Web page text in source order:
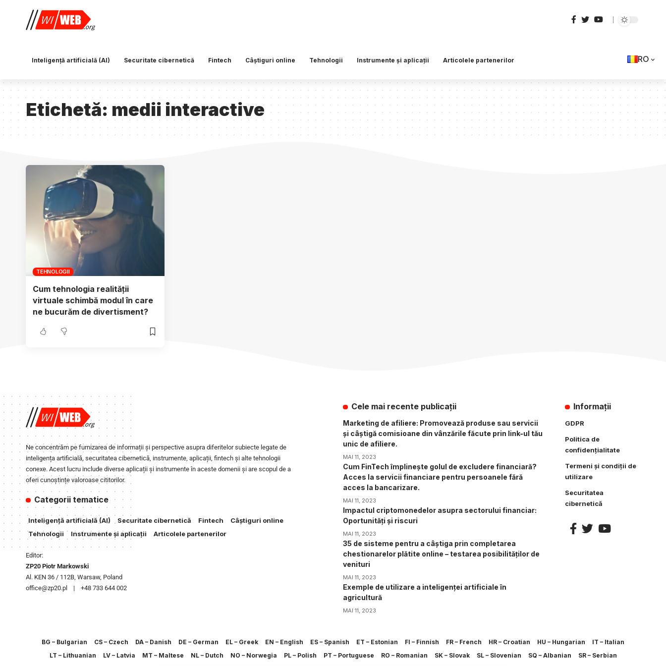
Inteligență artificială (AI) Securitate cibernetică Fintech Câștiguri online Tehnologii Instrumente și aplicații Articolele partenerilor RO
Etichetă: medii interactive
TEHNOLOGII
Cum tehnologia realității
virtuale schimbă modul în care
ne bucurăm de divertisment?
Ne concentrăm pe furnizarea de informații și perspective asupra diferitelor subiecte legate de
inteligența artificială, securitatea cibernetică, instrumente, aplicații, fintech și alte tehnologii
conexe. Acest lucru include diverse aplicații și instrumente în aceste domenii și are scopul de a
oferi cunoștințe valoroase cititorilor.
Categorii tematice
Inteligență artificială (AI) Securitate cibernetică Fintech
Câștiguri online
Tehnologii
Instrumente și aplicații Articolele partenerilor
Editor:
ZP20 Piotr Markowski
Al. KEN 36 / 112B, Warsaw, Poland
office@zp20.pl | +48 733 644 002
Cele mai recente publicații
Marketing de afiliere: Promovează produse sau servicii
și câștigă comisioane din vânzările făcute prin link-ul tău
unic de afiliere.
MAI 11, 2023
Cum FinTech împlinește golul de excludere financiară?
Acces la servicii financiare pentru persoanele fără
acces la bancarizare.
MAI 11, 2023
Impactul criptomonedelor asupra sectorului financiar:
Oportunități și riscuri
MAI 11, 2023
35 de sisteme pentru a câștiga prin completarea
chestionarelor plătite online – testarea posibilităților de
venituri
MAI 11, 2023
Exemple de utilizare a inteligenței artificiale în
agricultură
MAI 11, 2023
Informații
GDPR
Politica de
confidențialitate
Termeni și condiții de
utilizare
Securitatea
cibernetică
BG – Bulgarian CS – Czech DA – Danish DE – German EL – Greek EN – English ES – Spanish ET – Estonian FI – Finnish FR – French HR – Croatian HU – Hungarian
IT – Italian
LT – Lithuanian
LV – Latvia MT – Maltese NL – Dutch NO – Norwegia PL – Polish PT – Portuguese RO – Romanian SK – Slovak SL – Slovenian SQ – Albanian
SR – Serbian